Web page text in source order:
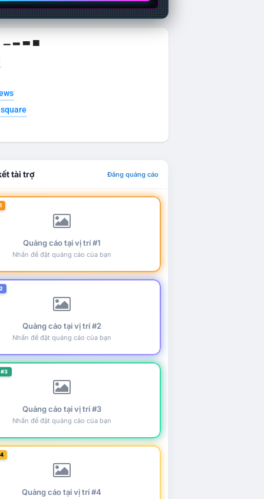
▁ ▂ ▃ ▄
tài trợ Đăng quảng cáo
Quảng cáo tại vị trí #1
Nhấn để đặt quảng cáo của bạn
Quảng cáo tại vị trí #2
Nhấn để đặt quảng cáo của bạn
Quảng cáo tại vị trí #3
Nhấn để đặt quảng cáo của bạn
Quảng cáo tại vị trí #4